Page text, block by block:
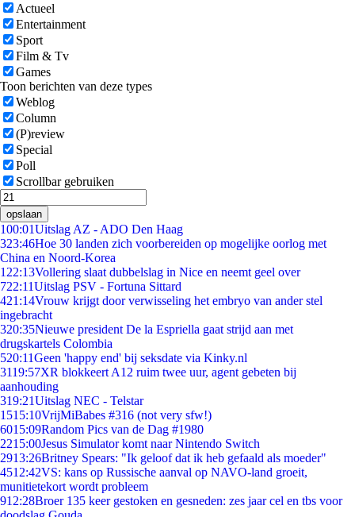
Actueel
Entertainment
Sport
Film & Tv
Games
Toon berichten van deze types
Weblog
Column
(P)review
Special
Poll
Scrollbar gebruiken
opslaan
100:01Uitslag AZ - ADO Den Haag
323:46Hoe 30 landen zich voorbereiden op mogelijke oorlog met
China en Noord-Korea
1 22:13Vollering slaat dubbelslag in Nice en neemt geel over
722:11Uitslag PSV - Fortuna Sittard
421:14Vrouw krijgt door verwisseling het embryo van ander stel
ingebracht
320:35Nieuwe president De la Espriella gaat strijd aan met
drugskartels Colombia
520:11Geen 'happy end' bij seksdate via Kinky.nl
3119:57XR blokkeert A12 ruim twee uur, agent gebeten bij
aanhouding
319:21Uitslag NEC - Telstar
1515:10VrijMiBabes #316 (not very sfw!)
6015:09Random Pics van de Dag #1980
2215:00Jesus Simulator komt naar Nintendo Switch
2913:26Britney Spears: "Ik geloof dat ik heb gefaald als moeder"
4512:42VS: kans op Russische aanval op NAVO-land groeit,
munitietekort wordt probleem
912:28Broer 135 keer gestoken en gesneden: zes jaar cel en tbs voor